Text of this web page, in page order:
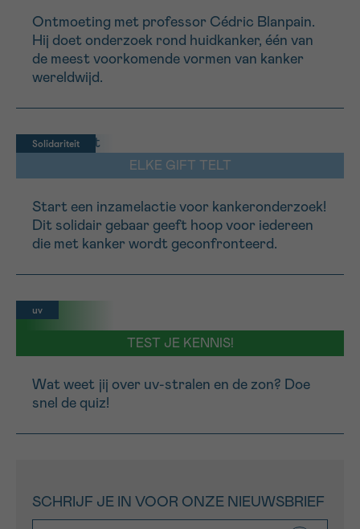
Ontmoeting met professor Cédric Blanpain.
Hij doet onderzoek rond huidkanker, één van
de meest voorkomende vormen van kanker
wereldwijd.
Solidariteit
ELKE GIFT TELT
Start een inzamelactie voor kankeronderzoek!
Dit solidair gebaar geeft hoop voor iedereen
die met kanker wordt geconfronteerd.
uv
TEST JE KENNIS!
Wat weet jij over uv-stralen en de zon? Doe
snel de quiz!
SCHRIJF JE IN VOOR ONZE NIEUWSBRIEF
VOORNAAM
EMAIL
MIJN VRAAG
Ik aanvaard degebruiksvoorwaarden
Sturen
16h-18h
Verder